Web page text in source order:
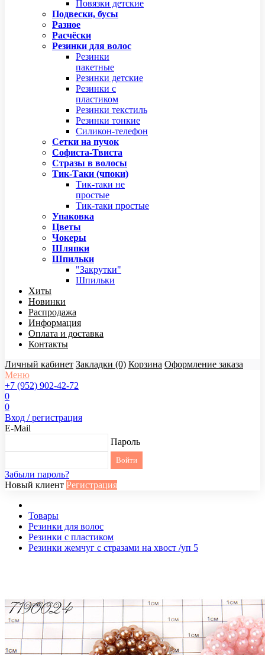
Повязки детские
Подвески, бусы
Разное
Расчёски
Резинки для волос
Резинки
пакетные
Резинки детские
Резинки с
пластиком
Резинки текстиль
Резинки тонкие
Силикон-телефон
Сетки на пучок
Софиста-Твиста
Стразы в волосы
Тик-Таки (чпоки)
Тик-таки не
простые
Тик-таки простые
Упаковка
Цветы
Чокеры
Шляпки
Шпильки
"Закрутки"
Шпильки
Хиты
Новинки
Распродажа
Информация
Оплата и доставка
Контакты
Личный кабинет Закладки (0) Корзина Оформление заказа
Меню
+7 (952) 902-42-72
0
0
Вход / регистрация
E-Mail
Пароль
Забыли пароль?
Новый клиент Регистрация
Товары
Резинки для волос
Резинки с пластиком
Резинки жемчуг с стразами на хвост /уп 5